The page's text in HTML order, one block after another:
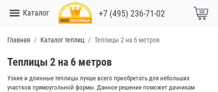
Каталог +7 (495) 236-71-02
Главная Каталог теплиц Теплицы 2 на 6 метров
Теплицы 2 на 6 метров
Узкие и длинные теплицы лучше всего приобретать для небольших
участков прямоугольной формы. Данное решение поможет дачникам